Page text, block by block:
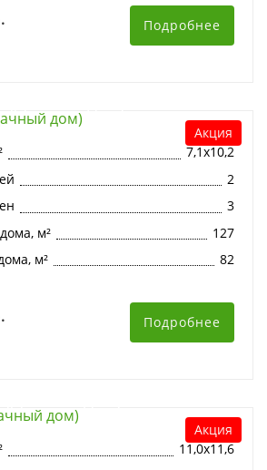
Подробнее
Акция
7,1х10,2
2
3
м²
127
м²
82
Подробнее
Акция
11,0х11,6